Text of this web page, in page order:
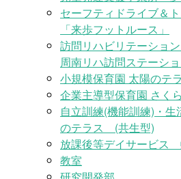
セーフティドライブ＆
「来歩フットルース」
訪問リハビリテーショ
周南リハ訪問ステーショ
小規模保育園 太陽のテ
企業主導型保育園 さく
自立訓練(機能訓練)・
のテラス (共生型)
放課後等デイサービス
教室